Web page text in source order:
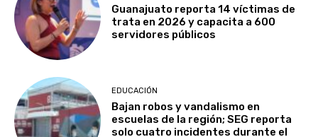
Guanajuato reporta 14 víctimas de
trata en 2026 y capacita a 600
servidores públicos
EDUCACIÓN
Bajan robos y vandalismo en
escuelas de la región; SEG reporta
solo cuatro incidentes durante el